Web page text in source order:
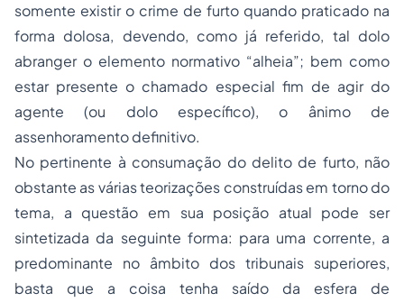
somente existir o crime de furto quando praticado na
forma dolosa, devendo, como já referido, tal dolo
abranger o elemento normativo “alheia”; bem como
estar presente o chamado especial fim de agir do
agente (ou dolo específico), o ânimo de
assenhoramento definitivo.
No pertinente à consumação do delito de furto, não
obstante as várias teorizações construídas em torno do
tema, a questão em sua posição atual pode ser
sintetizada da seguinte forma: para uma corrente, a
predominante no âmbito dos tribunais superiores,
basta que a coisa tenha saído da esfera de